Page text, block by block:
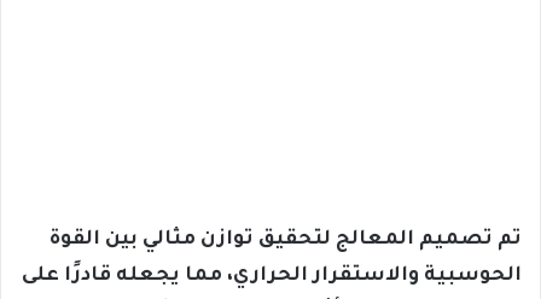
تم تصميم المعالج لتحقيق توازن مثالي بين القوة
الحوسبية والاستقرار الحراري، مما يجعله قادرًا على